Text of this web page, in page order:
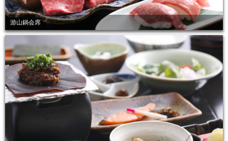
游山鍋会席